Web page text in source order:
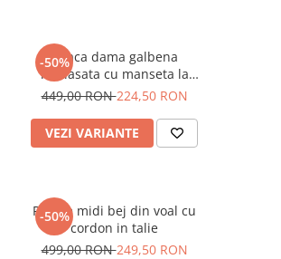
-50%
Geaca dama galbena
matlasata cu manseta la
maneca si elastic in talie
449,00 RON224,50 RON
VEZI VARIANTE
-50%
Rochie midi bej din voal cu
cordon in talie
499,00 RON249,50 RON